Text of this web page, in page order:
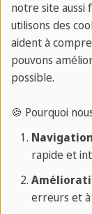
À propos de
À propos de
Phone :+33
notre site aussi
utilisons des
aident à
pouvons
possible.
🍪 Pourquoi
rapide et
erreurs et